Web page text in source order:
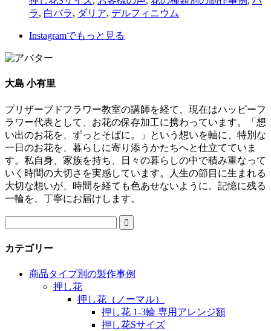
ラ, 白バラ, ダリア, デルフィニウム
Instagramでもっと見る
大島 小有里
プリザーブドフラワー教室の講師を経て、現在はハッピーフ
ラワー代表として、お花の保存加工に携わっています。「想
い出のお花を、ずっとそばに。」という想いを軸に、特別な
一日のお花を、暮らしに寄り添うかたちへと仕立てていま
す。私自身、家族を持ち、日々の暮らしの中で積み重なって
いく時間の大切さを実感しています。人生の節目に生まれる
大切な想いが、時間を経ても色あせないように。記憶に残る
一輪を、丁寧にお届けします。

カテゴリー
商品タイプ別の製作事例
押し花
押し花（ノーマル）
押し花 1-3輪 専用アレンジ額
押し花Sサイズ